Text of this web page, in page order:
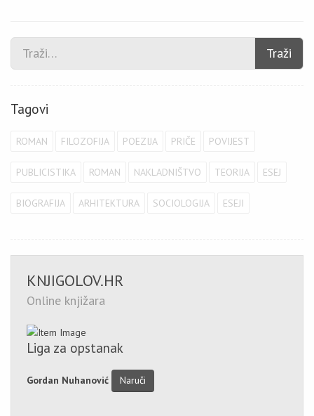
Traži
Tagovi
ROMAN FILOZOFIJA POEZIJA PRIČE POVIJEST
PUBLICISTIKA ROMAN NAKLADNIŠTVO TEORIJA ESEJ
BIOGRAFIJA ARHITEKTURA SOCIOLOGIJA ESEJI
KNJIGOLOV.HR
Online knjižara
Liga za opstanak
Gordan Nuhanović Naruči